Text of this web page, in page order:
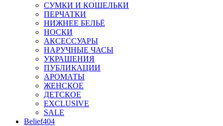
СУМКИ И КОШЕЛЬКИ
ПЕРЧАТКИ
НИЖНЕЕ БЕЛЬЁ
НОСКИ
АКСЕССУАРЫ
НАРУЧНЫЕ ЧАСЫ
УКРАШЕНИЯ
ПУБЛИКАЦИИ
АРОМАТЫ
ЖЕНСКОЕ
ДЕТСКОЕ
EXCLUSIVE
SALE
Belief404